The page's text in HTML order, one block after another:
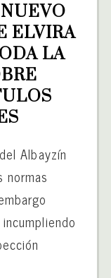
ELVIRA
LA
Albayzín
normas